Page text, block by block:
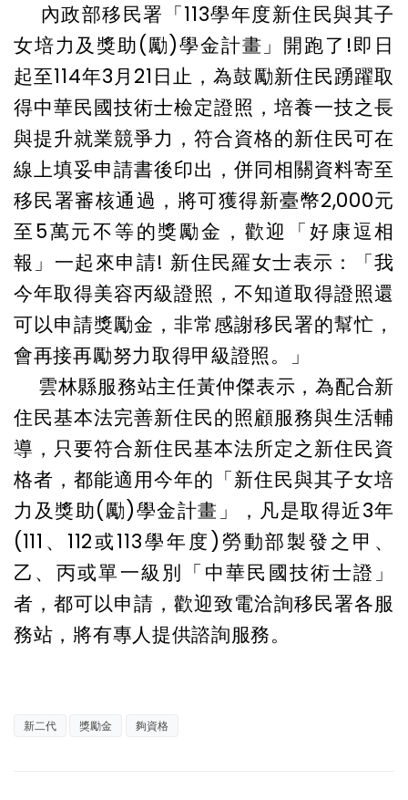
內政部移民署「113學年度新住民與其子
女培力及獎助(勵)學金計畫」開跑了!即日
起至114年3月21日止，為鼓勵新住民踴躍取
得中華民國技術士檢定證照，培養一技之長
與提升就業競爭力，符合資格的新住民可在
線上填妥申請書後印出，併同相關資料寄至
移民署審核通過，將可獲得新臺幣2,000元
至5萬元不等的獎勵金，歡迎「好康逗相
報」一起來申請! 新住民羅女士表示：「我
今年取得美容丙級證照，不知道取得證照還
可以申請獎勵金，非常感謝移民署的幫忙，
會再接再勵努力取得甲級證照。」
雲林縣服務站主任黃仲傑表示，為配合新
住民基本法完善新住民的照顧服務與生活輔
導，只要符合新住民基本法所定之新住民資
格者，都能適用今年的「新住民與其子女培
力及獎助(勵)學金計畫」，凡是取得近3年
(111、112或113學年度)勞動部製發之甲、
乙、丙或單一級別「中華民國技術士證」
者，都可以申請，歡迎致電洽詢移民署各服
務站，將有專人提供諮詢服務。
新二代 獎勵金 夠資格